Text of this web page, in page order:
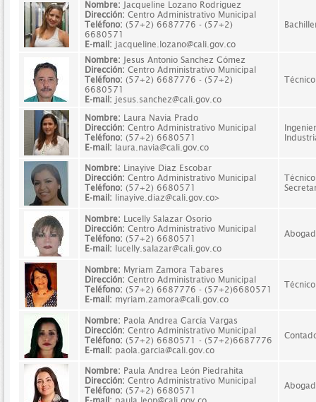
Nombre: Jacqueline Lozano Rodriguez
Dirección: Centro Administrativo Municipal
Teléfono: (57+2) 6687776 - (57+2)
6680571
E-mail: jacqueline.lozano@cali.gov.co
Nombre: Jesus Antonio Sanchez Gómez
Dirección: Centro Administrativo Municipal
Teléfono: (57+2) 6687776 - (57+2)
6680571
E-mail: jesus.sanchez@cali.gov.co
Técnico
Nombre: Laura Navia Prado
Dirección: Centro Administrativo Municipal
Teléfono: (57+2) 6680571
E-mail: laura.navia@cali.gov.co
Nombre: Linayive Diaz Escobar
Dirección: Centro Administrativo Municipal
Teléfono: (57+2) 6680571
E-mail: linayive.diaz@cali.gov.co>
Nombre: Lucelly Salazar Osorio
Dirección: Centro Administrativo Municipal
Teléfono: (57+2) 6680571
E-mail: lucelly.salazar@cali.gov.co
Nombre: Myriam Zamora Tabares
Dirección: Centro Administrativo Municipal
Teléfono: (57+2) 6687776 - (57+2)6680571
E-mail: myriam.zamora@cali.gov.co
Técnico
Nombre: Paola Andrea García Vargas
Dirección: Centro Administrativo Municipal
Teléfono: (57+2) 6680571 - (57+2)6687776
E-mail: paola.garcia@cali.gov.co
Nombre: Paula Andrea León Piedrahita
Dirección: Centro Administrativo Municipal
Teléfono: (57+2) 6680571